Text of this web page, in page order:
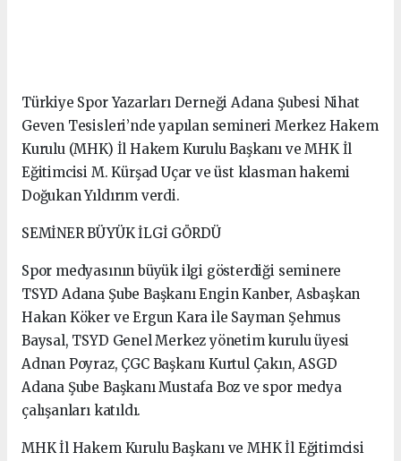
Türkiye Spor Yazarları Derneği Adana Şubesi Nihat
Geven Tesisleri’nde yapılan semineri Merkez Hakem
Kurulu (MHK) İl Hakem Kurulu Başkanı ve MHK İl
Eğitimcisi M. Kürşad Uçar ve üst klasman hakemi
Doğukan Yıldırım verdi.
SEMİNER BÜYÜK İLGİ GÖRDÜ
Spor medyasının büyük ilgi gösterdiği seminere
TSYD Adana Şube Başkanı Engin Kanber, Asbaşkan
Hakan Köker ve Ergun Kara ile Sayman Şehmus
Baysal, TSYD Genel Merkez yönetim kurulu üyesi
Adnan Poyraz, ÇGC Başkanı Kurtul Çakın, ASGD
Adana Şube Başkanı Mustafa Boz ve spor medya
çalışanları katıldı.
MHK İl Hakem Kurulu Başkanı ve MHK İl Eğitimcisi